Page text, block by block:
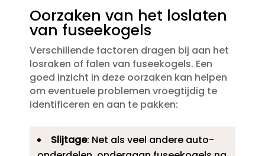
Oorzaken van het loslaten
van fuseekogels
Verschillende factoren dragen bij aan het
losraken of falen van fuseekogels.​ Een
goed inzicht in deze oorzaken kan helpen
om eventuele problemen vroegtijdig te
identificeren en aan te pakken:
Slijtage: Net als veel andere auto-